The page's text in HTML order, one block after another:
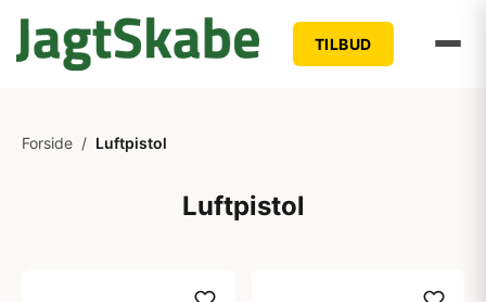
TILBUD
Forside / Luftpistol
Luftpistol